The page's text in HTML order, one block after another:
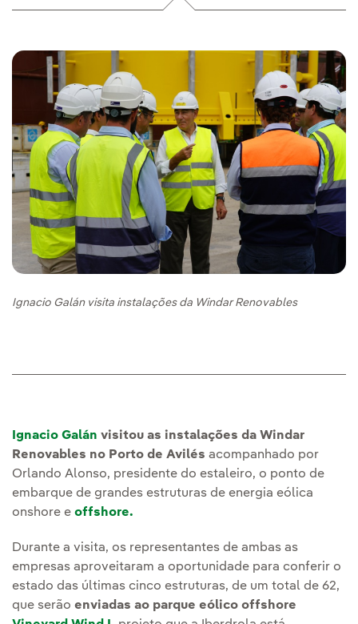
Ignacio Galán visita instalações da Windar Renovables
Ignacio Galán visitou as instalações da Windar
Renovables no Porto de Avilés acompanhado por
Orlando Alonso, presidente do estaleiro, o ponto de
embarque de grandes estruturas de energia eólica
onshore e offshore.
Durante a visita, os representantes de ambas as
empresas aproveitaram a oportunidade para conferir o
estado das últimas cinco estruturas, de um total de 62,
que serão enviadas ao parque eólico offshore